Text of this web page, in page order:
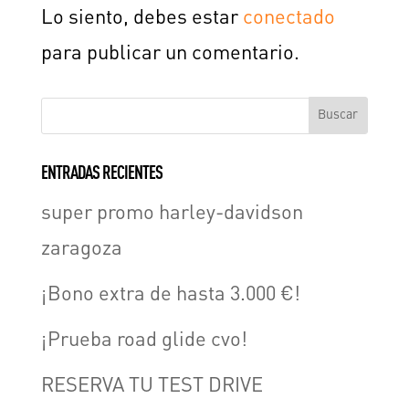
Lo siento, debes estar conectado
para publicar un comentario.
ENTRADAS RECIENTES
super promo harley-davidson
zaragoza
¡Bono extra de hasta 3.000 €!
¡Prueba road glide cvo!
RESERVA TU TEST DRIVE